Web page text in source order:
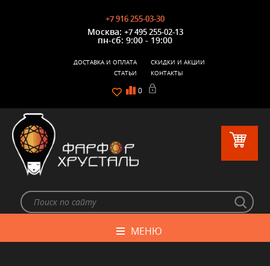
+7 916 255-03-30
Москва: +7 495 255-02-13
пн-сб: 9:00 - 19:00
0
ДОСТАВКА И ОПЛАТА
СКИДКИ И АКЦИИ
СТАТЬИ
КОНТАКТЫ
МЕНЮ